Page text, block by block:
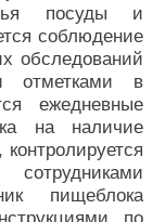
посуды и
соблюдение
обследований
отметками в
ежедневные
на наличие
пищеблока
по